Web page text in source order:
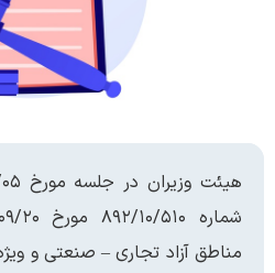
مناطق آزاد تجاری – صنعتی و